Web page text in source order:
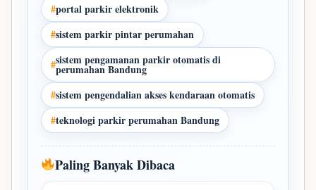
#portal parkir elektronik
#sistem parkir pintar perumahan
#sistem pengamanan parkir otomatis di
perumahan Bandung
#sistem pengendalian akses kendaraan otomatis
#teknologi parkir perumahan Bandung
Paling Banyak Dibaca